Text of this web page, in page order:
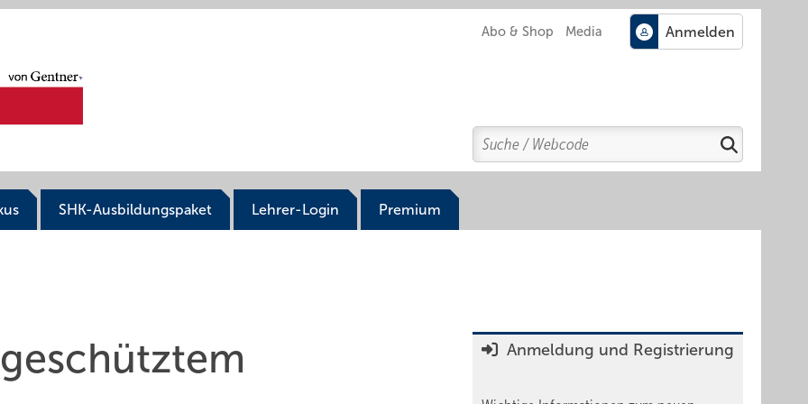
Abo & Shop Media
Search
Suchen
SHK-Ausbildungspaket Lehrer-Login Premium
Anmeldung und Registrierung